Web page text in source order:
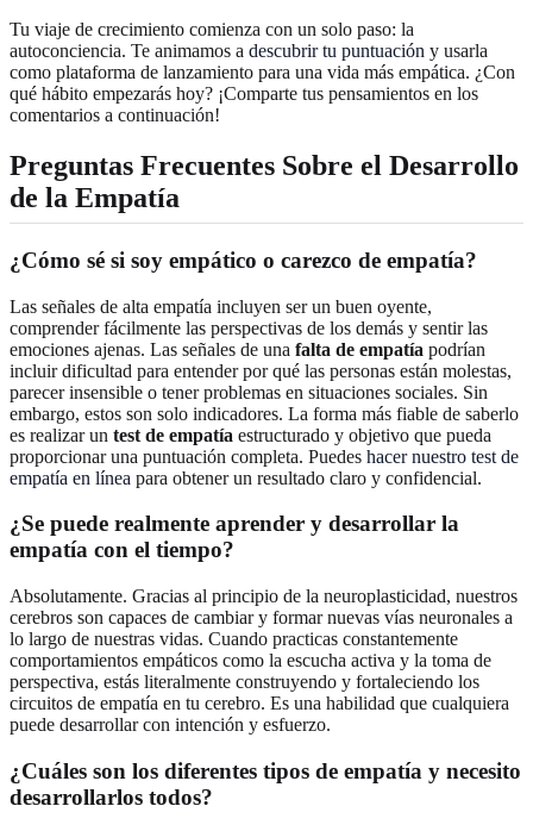
Tu viaje de crecimiento comienza con un solo paso: la
autoconciencia. Te animamos a descubrir tu puntuación y usarla
como plataforma de lanzamiento para una vida más empática. ¿Con
qué hábito empezarás hoy? ¡Comparte tus pensamientos en los
comentarios a continuación!
Preguntas Frecuentes Sobre el Desarrollo
de la Empatía
¿Cómo sé si soy empático o carezco de empatía?
Las señales de alta empatía incluyen ser un buen oyente,
comprender fácilmente las perspectivas de los demás y sentir las
emociones ajenas. Las señales de una falta de empatía podrían
incluir dificultad para entender por qué las personas están molestas,
parecer insensible o tener problemas en situaciones sociales. Sin
embargo, estos son solo indicadores. La forma más fiable de saberlo
es realizar un test de empatía estructurado y objetivo que pueda
proporcionar una puntuación completa. Puedes hacer nuestro test de
empatía en línea para obtener un resultado claro y confidencial.
¿Se puede realmente aprender y desarrollar la
empatía con el tiempo?
Absolutamente. Gracias al principio de la neuroplasticidad, nuestros
cerebros son capaces de cambiar y formar nuevas vías neuronales a
lo largo de nuestras vidas. Cuando practicas constantemente
comportamientos empáticos como la escucha activa y la toma de
perspectiva, estás literalmente construyendo y fortaleciendo los
circuitos de empatía en tu cerebro. Es una habilidad que cualquiera
puede desarrollar con intención y esfuerzo.
¿Cuáles son los diferentes tipos de empatía y necesito
desarrollarlos todos?